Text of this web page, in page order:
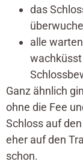
das
alle
Ganz ähnlich
ohne die Fee
Schloss auf
eher auf den
schon.